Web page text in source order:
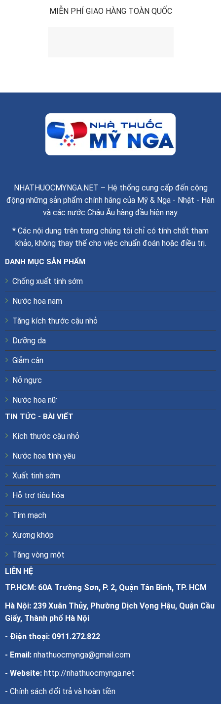
MIỄN PHÍ GIAO HÀNG TOÀN QUỐC
NHATHUOCMYNGA.NET – Hệ thống cung cấp đến cộng
động những sản phẩm chính hãng của Mỹ & Nga - Nhật - Hàn
và các nước Châu Âu hàng đầu hiện nay.
* Các nội dung trên trang chúng tôi chỉ có tính chất tham
khảo, không thay thế cho việc chuẩn đoán hoặc điều trị.
DANH MỤC SẢN PHẨM
Chống xuất tinh sớm
Nước hoa nam
Tăng kích thước cậu nhỏ
Dưỡng da
Giảm cân
Nở ngực
Nước hoa nữ
TIN TỨC - BÀI VIẾT
Kích thước cậu nhỏ
Nước hoa tình yêu
Xuất tinh sớm
Hỗ trợ tiêu hóa
Tim mạch
Xương khớp
Tăng vòng một
LIÊN HỆ
TP.HCM: 60A Trường Sơn, P. 2, Quận Tân Bình, TP. HCM
Hà Nội: 239 Xuân Thủy, Phường Dịch Vọng Hậu, Quận Cầu
Giấy, Thành phố Hà Nội
- Điện thoại: 0911.272.822
- Email:nhathuocmynga@gmail.com
- Website:http://nhathuocmynga.net
- Chính sách đổi trả và hoàn tiền